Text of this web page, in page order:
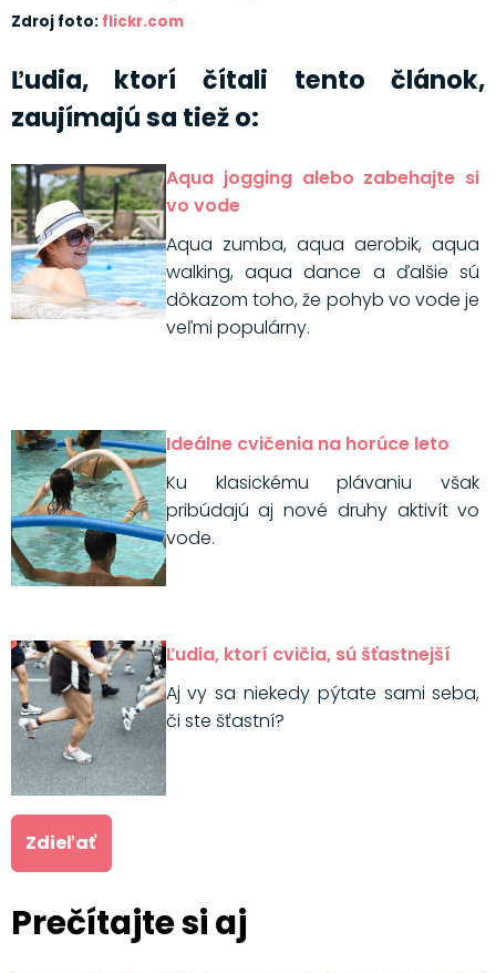
Zdroj foto: flickr.com
Ľudia, ktorí čítali tento článok,
zaujímajú sa tiež o:
Aqua jogging alebo zabehajte si
vo vode
Aqua zumba, aqua aerobik, aqua
walking, aqua dance a ďalšie sú
dôkazom toho, že pohyb vo vode je
veľmi populárny.
Ideálne cvičenia na horúce leto
Ku klasickému plávaniu však
pribúdajú aj nové druhy aktivít vo
vode.
Ľudia, ktorí cvičia, sú šťastnejší
Aj vy sa niekedy pýtate sami seba,
či ste šťastní?
Zdieľať
Prečítajte si aj